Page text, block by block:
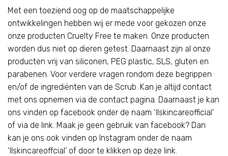
Met een toeziend oog op de maatschappelijke
ontwikkelingen hebben wij er mede voor gekozen onze
onze producten Cruelty Free te maken. Onze producten
worden dus niet op dieren getest. Daarnaast zijn al onze
producten vrij van siliconen, PEG plastic, SLS, gluten en
parabenen. Voor verdere vragen rondom deze begrippen
en/of de ingrediënten van de Scrub. Kan je altijd contact
met ons opnemen via de contact pagina. Daarnaast je kan
ons vinden op facebook onder de naam ‘llskincareofficial’
of via de link. Maak je geen gebruik van facebook? Dan
kan je ons ook vinden op Instagram onder de naam
‘llskincareoffcial’ of door te klikken op deze link.